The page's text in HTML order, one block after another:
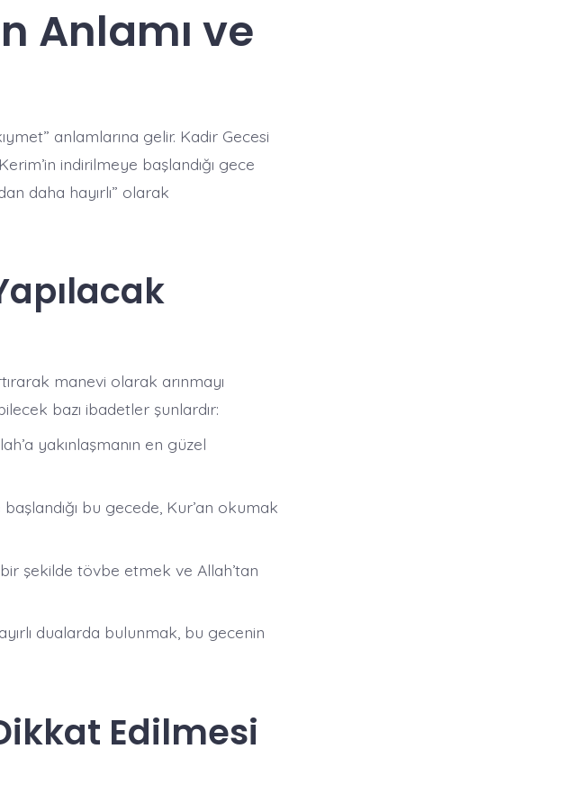
Anlamı ve
anlamlarına gelir. Kadir Gecesi
indirilmeye başlandığı gece
daha hayırlı” olarak
manevi olarak arınmayı
bazı ibadetler şunlardır:​
yakınlaşmanın en güzel
başlandığı bu gecede, Kur’an okumak
şekilde tövbe etmek ve Allah’tan
dualarda bulunmak, bu gecenin
Edilmesi